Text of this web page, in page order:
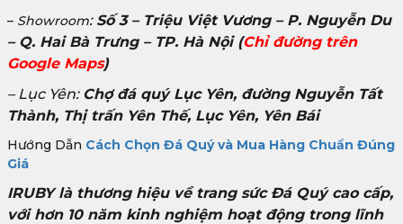
– Showroom: Số 3 – Triệu Việt Vương – P. Nguyễn Du
– Q. Hai Bà Trưng – TP. Hà Nội(Chỉ đường trên
Google Maps)
– Lục Yên: Chợ đá quý Lục Yên, đường Nguyễn Tất
Thành, Thị trấn Yên Thế, Lục Yên, Yên Bái
Hướng Dẫn Cách Chọn Đá Quý và Mua Hàng Chuẩn Đúng
Giá
IRUBY là thương hiệu về trang sức Đá Quý cao cấp,
với hơn 10 năm kinh nghiệm hoạt động trong lĩnh